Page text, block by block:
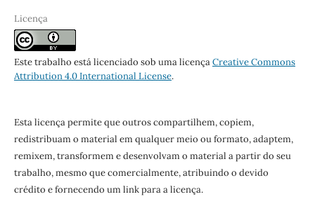
Licença
Este trabalho está licenciado sob uma licençaCreative Commons
Attribution 4.0 International License.
Esta licença permite que outros compartilhem, copiem,
redistribuam o material em qualquer meio ou formato, adaptem,
remixem, transformem e desenvolvam o material a partir do seu
trabalho, mesmo que comercialmente, atribuindo o devido
crédito e fornecendo um link para a licença.